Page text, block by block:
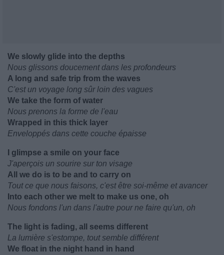
We slowly glide into the depths
Nous glissons doucement dans les profondeurs
A long and safe trip from the waves
C'est un voyage long sûr loin des vagues
We take the form of water
Nous prenons la forme de l'eau
Wrapped in this thick layer
Enveloppés dans cette couche épaisse
I glimpse a smile on your face
J'aperçois un sourire sur ton visage
All we do is to be and to carry on
Tout ce que nous faisons, c'est être soi-même et avancer
Into each other we melt to make us one, oh
Nous fondons l'un dans l'autre pour ne faire qu'un, oh
The light is fading, all seems different
La lumière s'estompe, tout semble différent
We float in the night hand in hand